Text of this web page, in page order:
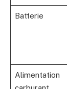
Batterie
Alimentation